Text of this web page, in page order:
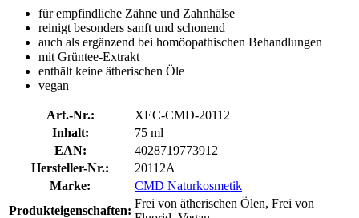
für empfindliche Zähne und Zahnhälse
reinigt besonders sanft und schonend
auch als ergänzend bei homöopathischen Behandlungen
mit Grüntee-Extrakt
enthält keine ätherischen Öle
vegan
Art.-Nr.:
XEC-CMD-20112
Inhalt:
75 ml
EAN:
4028719773912
Hersteller-Nr.:
20112A
Marke:
CMD Naturkosmetik
Produkteigenschaften:
Frei von ätherischen Ölen, Frei von